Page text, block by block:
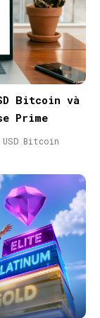
Bitcoin và
Prime
Bitcoin